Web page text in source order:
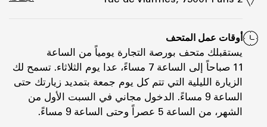
أوقات عمل المتحف
يستقبلك متحف بورصة التجارة يومياً من الساعة
11 صباحاً إلى الساعة 7 مساءً، عدا يوم الثلاثاء. تسمح لك
الزيارة الليلية التي تتم كل يوم جمعة بتمديد زيارتك حتى
الساعة 9 مساءً. الدخول مجاني في السبت الأول من
الشهر، من الساعة 5 عصراً وحتى الساعة 9 مساءً.